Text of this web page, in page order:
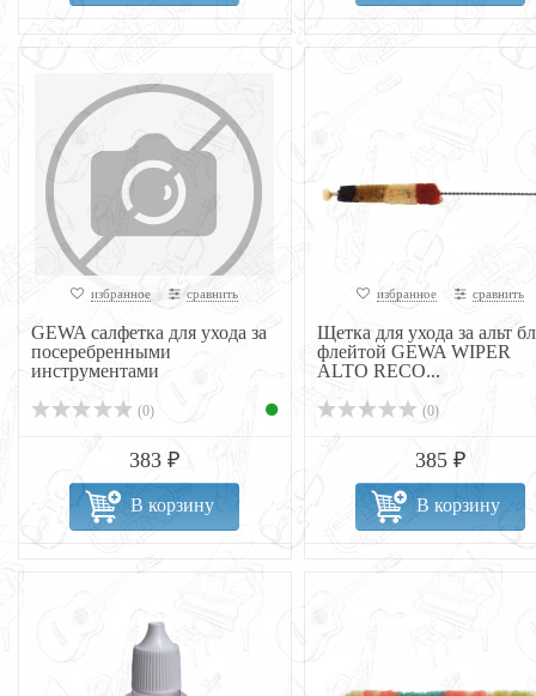
избранное сравнить
GEWA салфетка для ухода за
посеребренными
инструментами
(0)
383 ₽
В корзину
избранное сравнить
Щетка для ухода за альт
флейтой GEWA WIPER
ALTO RECO...
(0)
385 ₽
В корзину